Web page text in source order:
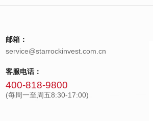
邮箱：
service@starrockinvest.com.cn
客服电话：
400-818-9800
(每周一至周五8:30-17:00)